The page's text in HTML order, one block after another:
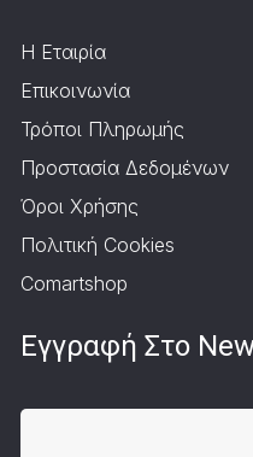
Η Εταιρία
Επικοινωνία
Τρόποι Πληρωμής
Προστασία Δεδομένων
Όροι Χρήσης
Πολιτική Cookies
Comartshop
Εγγραφή Στο